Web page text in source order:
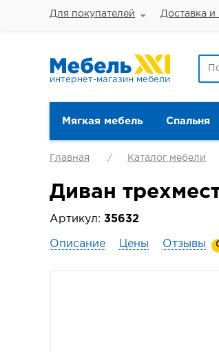
Для покупателей Доставка и
интернет-магазин мебели
Мягкая мебель Спальня
Главная Каталог мебели
Диван
Артикул: 35632
Описание Цены Отзывы